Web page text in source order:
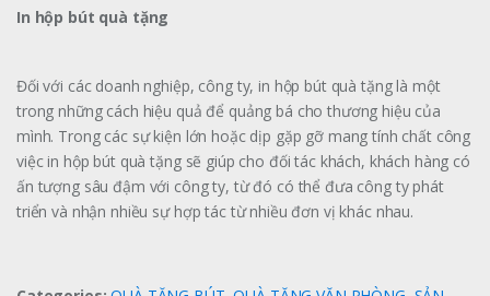
In hộp bút quà tặng
Đối với các doanh nghiệp, công ty, in hộp bút quà tặng là một
trong những cách hiệu quả để quảng bá cho thương hiệu của
mình. Trong các sự kiện lớn hoặc dịp gặp gỡ mang tính chất công
việc in hộp bút quà tặng sẽ giúp cho đối tác khách, khách hàng có
ấn tượng sâu đậm với công ty, từ đó có thể đưa công ty phát
triển và nhận nhiều sự hợp tác từ nhiều đơn vị khác nhau.